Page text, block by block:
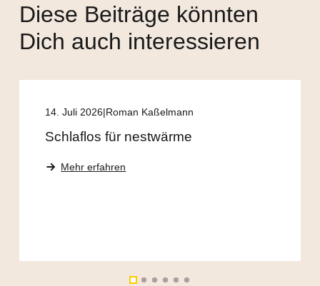
Diese Beiträge könnten
Dich auch interessieren
14. Juli 2026 Roman Kaßelmann
Schlaflos für nestwärme
Mehr erfahren